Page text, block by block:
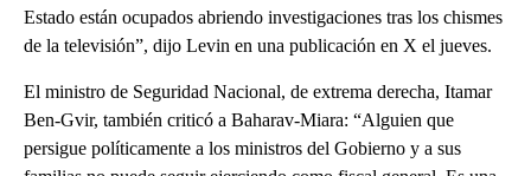
Estado están ocupados abriendo investigaciones tras los chismes
de la televisión”, dijo Levin en una publicación en X el jueves.
El ministro de Seguridad Nacional, de extrema derecha, Itamar
Ben-Gvir, también criticó a Baharav-Miara: “Alguien que
persigue políticamente a los ministros del Gobierno y a sus